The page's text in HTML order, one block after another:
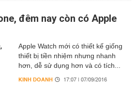
đêm nay còn có Apple
Apple Watch mới có thiết kế giống
thiết bị tiền nhiệm nhưng nhanh
hơn, dễ sử dụng hơn và có tích...
KINH DOANH 17:07 | 07/09/2016